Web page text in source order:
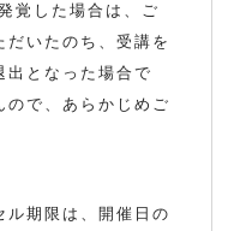
覚した場合は、ご
だいたのち、受講を
出となった場合で
ので、あらかじめご
ル期限は、開催日の